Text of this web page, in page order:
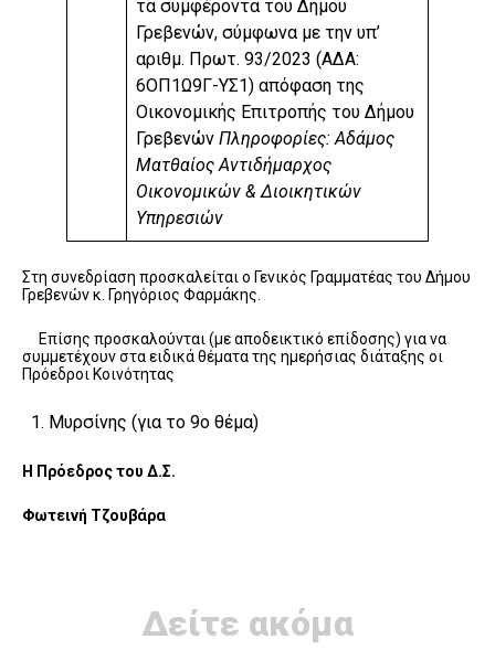
τα συμφέροντα του Δήμου
Γρεβενών, σύμφωνα με την υπ’
αριθμ. Πρωτ. 93/2023 (ΑΔΑ:
6ΟΠ1Ω9Γ-ΥΣ1) απόφαση της
Οικονομικής Επιτροπής του Δήμου
Γρεβενών Πληροφορίες: Αδάμος
Ματθαίος Αντιδήμαρχος
Οικονομικών & Διοικητικών
Υπηρεσιών
Στη συνεδρίαση προσκαλείται ο Γενικός Γραμματέας του Δήμου
Γρεβενών κ. Γρηγόριος Φαρμάκης.
Επίσης προσκαλούνται (με αποδεικτικό επίδοσης) για να
συμμετέχουν στα ειδικά θέματα της ημερήσιας διάταξης οι
Πρόεδροι Κοινότητας
Μυρσίνης (για το 9ο θέμα)
Η Πρόεδρος του Δ.Σ.
Φωτεινή Τζουβάρα
Δείτε ακόμα